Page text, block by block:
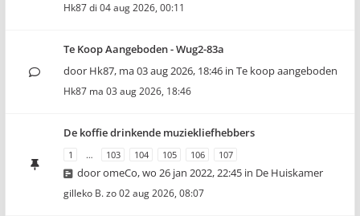
Hk87di 04 aug 2026, 00:11
Te Koop Aangeboden - Wug2-83a
door Hk87, ma 03 aug 2026, 18:46 in Te koop aangeboden
Hk87 ma 03 aug 2026, 18:46
De koffie drinkende muziekliefhebbers
1 … 103 104 105 106 107
dooromeCo,wo 26 jan 2022, 22:45 in De Huiskamer
gilleko B.zo 02 aug 2026, 08:07